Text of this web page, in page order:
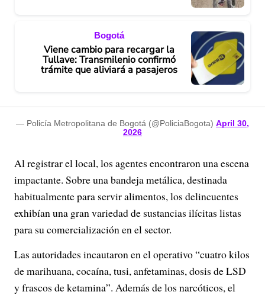
Bogotá
Viene cambio para recargar la
Tullave: Transmilenio confirmó
trámite que aliviará a pasajeros
— Policía Metropolitana de Bogotá (@PoliciaBogota) April 30,
2026
Al registrar el local, los agentes encontraron una escena
impactante. Sobre una bandeja metálica, destinada
habitualmente para servir alimentos, los delincuentes
exhibían una gran variedad de sustancias ilícitas listas
para su comercialización en el sector.
Las autoridades incautaron en el operativo “cuatro kilos
de marihuana, cocaína, tusi, anfetaminas, dosis de LSD
y frascos de ketamina”. Además de los narcóticos, el